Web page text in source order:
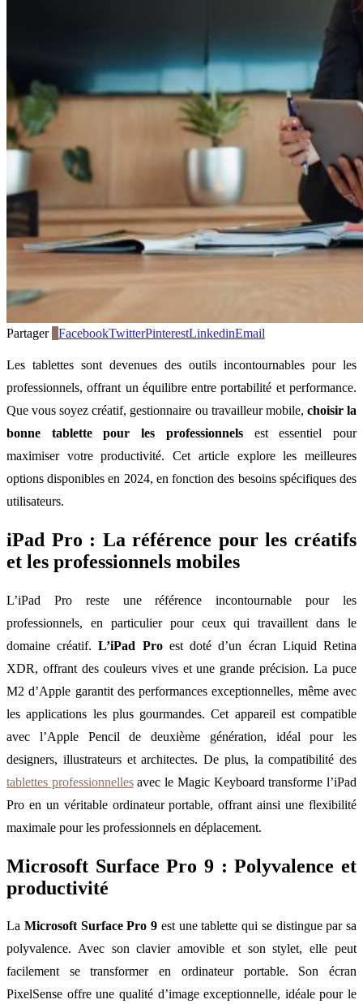
Partager FacebookTwitterPinterestLinkedinEmail
Les tablettes sont devenues des outils incontournables pour les
professionnels, offrant un équilibre entre portabilité et performance.
Que vous soyez créatif, gestionnaire ou travailleur mobile, choisir la
bonne tablette pour les professionnelsest essentiel pour
maximiser votre productivité. Cet article explore les meilleures
options disponibles en 2024, en fonction des besoins spécifiques des
utilisateurs.
iPad Pro : La référence pour les créatifs
et les professionnels mobiles
L’iPad Pro reste une référence incontournable pour les
professionnels, en particulier pour ceux qui travaillent dans le
domaine créatif.L’iPad Proest doté d’un écran Liquid Retina
XDR, offrant des couleurs vives et une grande précision. La puce
M2 d’Apple garantit des performances exceptionnelles, même avec
les applications les plus gourmandes. Cet appareil est compatible
avec l’Apple Pencil de deuxième génération, idéal pour les
designers, illustrateurs et architectes. De plus, la compatibilité des
tablettes professionnellesavec le Magic Keyboard transforme l’iPad
Pro en un véritable ordinateur portable, offrant ainsi une flexibilité
maximale pour les professionnels en déplacement.
Microsoft Surface Pro 9 : Polyvalence et
productivité
La Microsoft Surface Pro 9 est une tablette qui se distingue par sa
polyvalence. Avec son clavier amovible et son stylet, elle peut
facilement se transformer en ordinateur portable. Son écran
PixelSense offre une qualité d’image exceptionnelle, idéale pour le